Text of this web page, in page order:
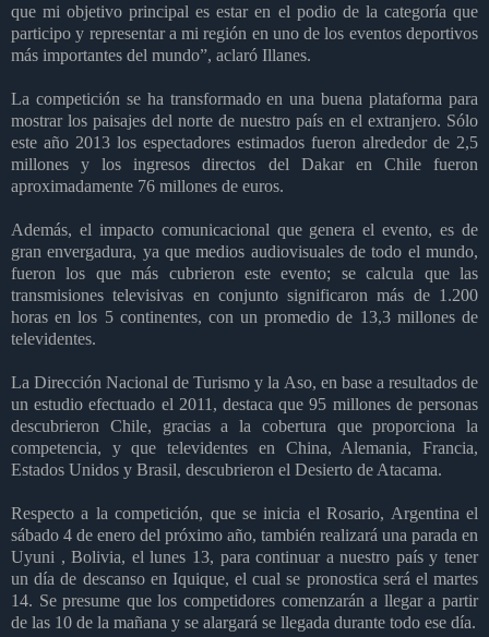
que mi objetivo principal es estar en el podio de la categoría que
participo y representar a mi región en uno de los eventos deportivos
más importantes del mundo”, aclaró Illanes.
La competición se ha transformado en una buena plataforma para
mostrar los paisajes del norte de nuestro país en el extranjero. Sólo
este año 2013 los espectadores estimados fueron alrededor de 2,5
millones y los ingresos directos del Dakar en Chile fueron
aproximadamente 76 millones de euros.
Además, el impacto comunicacional que genera el evento, es de
gran envergadura, ya que medios audiovisuales de todo el mundo,
fueron los que más cubrieron este evento; se calcula que las
transmisiones televisivas en conjunto significaron más de 1.200
horas en los 5 continentes, con un promedio de 13,3 millones de
televidentes.
La Dirección Nacional de Turismo y la Aso, en base a resultados de
un estudio efectuado el 2011, destaca que 95 millones de personas
descubrieron Chile, gracias a la cobertura que proporciona la
competencia, y que televidentes en China, Alemania, Francia,
Estados Unidos y Brasil, descubrieron el Desierto de Atacama.
Respecto a la competición, que se inicia el Rosario, Argentina el
sábado 4 de enero del próximo año, también realizará una parada en
Uyuni , Bolivia, el lunes 13, para continuar a nuestro país y tener
un día de descanso en Iquique, el cual se pronostica será el martes
14. Se presume que los competidores comenzarán a llegar a partir
de las 10 de la mañana y se alargará se llegada durante todo ese día.